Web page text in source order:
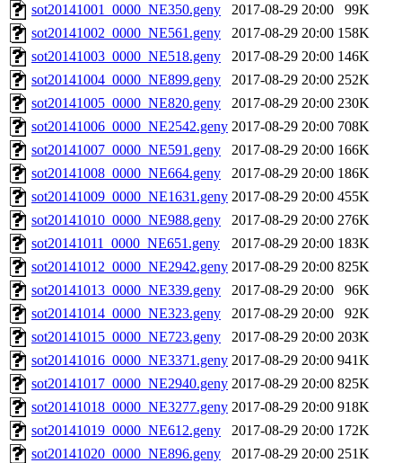
sot20141001_0000_NE350.geny
2017-08-29 20:00
99K
sot20141002_0000_NE561.geny
2017-08-29 20:00 158K
sot20141003_0000_NE518.geny
2017-08-29 20:00 146K
sot20141004_0000_NE899.geny
2017-08-29 20:00 252K
sot20141005_0000_NE820.geny
2017-08-29 20:00 230K
sot20141006_0000_NE2542.geny 2017-08-29 20:00 708K
sot20141007_0000_NE591.geny
2017-08-29 20:00 166K
sot20141008_0000_NE664.geny
2017-08-29 20:00 186K
sot20141009_0000_NE1631.geny 2017-08-29 20:00 455K
sot20141010_0000_NE988.geny
2017-08-29 20:00 276K
sot20141011_0000_NE651.geny
2017-08-29 20:00 183K
sot20141012_0000_NE2942.geny 2017-08-29 20:00 825K
sot20141013_0000_NE339.geny
2017-08-29 20:00
96K
sot20141014_0000_NE323.geny
2017-08-29 20:00
92K
sot20141015_0000_NE723.geny
2017-08-29 20:00 203K
sot20141016_0000_NE3371.geny 2017-08-29 20:00 941K
sot20141017_0000_NE2940.geny 2017-08-29 20:00 825K
sot20141018_0000_NE3277.geny 2017-08-29 20:00 918K
sot20141019_0000_NE612.geny
2017-08-29 20:00 172K
sot20141020_0000_NE896.geny
2017-08-29 20:00 251K